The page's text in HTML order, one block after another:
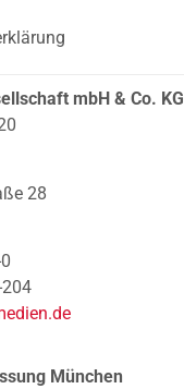
mbH & Co. KG
28
München